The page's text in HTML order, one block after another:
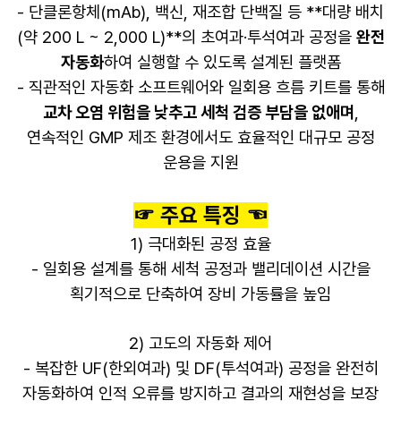
- 단클론항체(mAb), 백신, 재조합 단백질 등 **대량 배치
(약 200 L ~ 2,000 L)**의 초여과·투석여과 공정을 완전
자동화하여 실행할 수 있도록 설계된 플랫폼
- 직관적인 자동화 소프트웨어와 일회용 흐름 키트를 통해
교차 오염 위험을 낮추고 세척 검증 부담을 없애며 ,
연속적인 GMP 제조 환경에서도 효율적인 대규모 공정
운용을 지원
​☞ 주요 특징 ☜
1) 극대화된 공정 효율
- 일회용 설계를 통해 세척 공정과 밸리데이션 시간을
획기적으로 단축하여 장비 가동률을 높임
2) 고도의 자동화 제어
- 복잡한 UF(한외여과) 및 DF(투석여과) 공정을 완전히
자동화하여 인적 오류를 방지하고 결과의 재현성을 보장